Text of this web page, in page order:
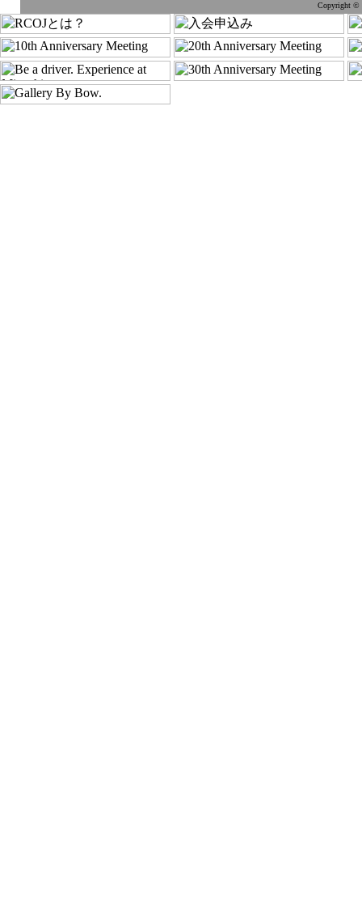
Copyright ©